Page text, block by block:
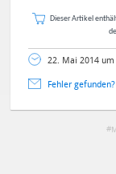
Dieser Artikel
22. Mai 2014 um
Fehler gefunden?